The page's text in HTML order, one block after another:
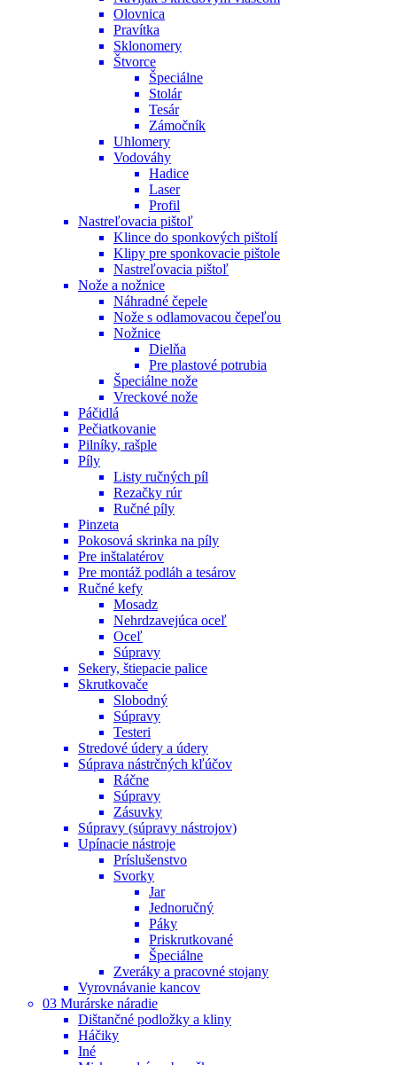
Olovnica
Pravítka
Sklonomery
Štvorce
Špeciálne
Stolár
Tesár
Zámočník
Uhlomery
Vodováhy
Hadice
Laser
Profil
Nastreľovacia pištoľ
Klince do sponkových pištolí
Klipy pre sponkovacie pištole
Nastreľovacia pištoľ
Nože a nožnice
Náhradné čepele
Nože s odlamovacou čepeľou
Nožnice
Dielňa
Pre plastové potrubia
Špeciálne nože
Vreckové nože
Páčidlá
Pečiatkovanie
Pilníky, rašple
Píly
Listy ručných píl
Rezačky rúr
Ručné píly
Pinzeta
Pokosová skrinka na píly
Pre inštalatérov
Pre montáž podláh a tesárov
Ručné kefy
Mosadz
Nehrdzavejúca oceľ
Oceľ
Súpravy
Sekery, štiepacie palice
Skrutkovače
Slobodný
Súpravy
Testeri
Stredové údery a údery
Súprava nástrčných kľúčov
Ráčne
Súpravy
Zásuvky
Súpravy (súpravy nástrojov)
Upínacie nástroje
Príslušenstvo
Svorky
Jar
Jednoručný
Páky
Priskrutkované
Špeciálne
Zveráky a pracovné stojany
Vyrovnávanie kancov
03 Murárske náradie
Dištančné podložky a kliny
Háčiky
Iné